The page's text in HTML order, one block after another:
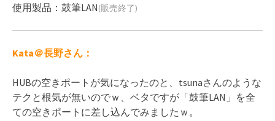
使用製品： 鼓筆LAN(販売終了)
Kata＠長野さん：
HUBの空きポートが気になったのと、tsunaさんのような
テクと根気が無いのでｗ、ベタですが「鼓筆LAN」を全
ての空きポートに差し込んでみましたｗ。